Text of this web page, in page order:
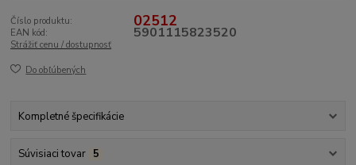
Číslo produktu: 02512
EAN kód: 5901115823520
Strážiť cenu / dostupnosť
Do obľúbených
Kompletné špecifikácie
Súvisiaci tovar 5